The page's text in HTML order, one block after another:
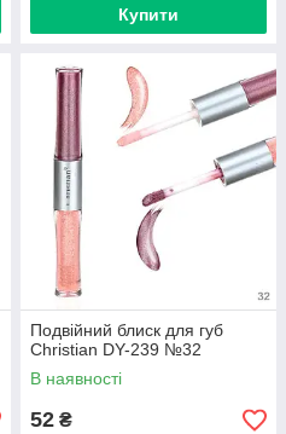
Купити
Подвійний блиск для губ
Christian DY-239 №32
В наявності
52 ₴